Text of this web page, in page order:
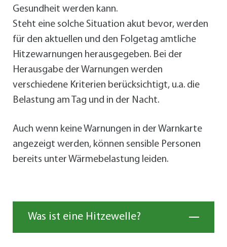
Gesundheit werden kann.
Steht eine solche Situation akut bevor, werden
für den aktuellen und den Folgetag amtliche
Hitzewarnungen herausgegeben. Bei der
Herausgabe der Warnungen werden
verschiedene Kriterien berücksichtigt, u.a. die
Belastung am Tag und in der Nacht.
Auch wenn keine Warnungen in der Warnkarte
angezeigt werden, können sensible Personen
bereits unter Wärmebelastung leiden.
Was ist eine Hitzewelle?